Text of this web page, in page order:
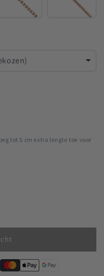
tot 5 cm extra lengte toe voor